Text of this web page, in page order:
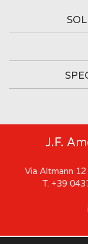
J.F.
Via Altmann 12
T. +39